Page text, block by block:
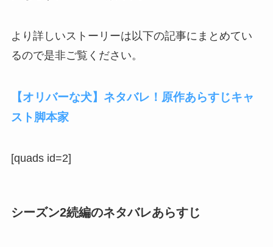
より詳しいストーリーは以下の記事にまとめてい
るので是非ご覧ください。
【オリバーな犬】ネタバレ！原作あらすじキャ
スト脚本家
[quads id=2]
シーズン2続編のネタバレあらすじ